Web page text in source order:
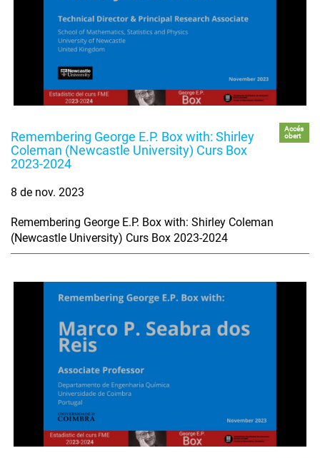
Remembering George E.P. Box with: Shirley
Coleman (Newcastle University) Curs Box
2023-2024
Accés
obert
8 de nov. 2023
Remembering George E.P. Box with: Shirley Coleman
(Newcastle University) Curs Box 2023-2024